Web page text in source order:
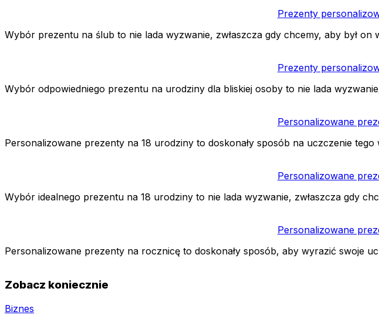
Prezenty
Wybór prezentu na ślub to nie lada wyzwanie, zwłaszcza gdy chcemy, aby był on
Prezenty
Wybór odpowiedniego prezentu na urodziny dla bliskiej osoby to nie lada
Personalizowane
Personalizowane prezenty na 18 urodziny to doskonały sposób na uczczenie
Personalizowane
Wybór idealnego prezentu na 18 urodziny to nie lada wyzwanie, zwłaszcza gdy
Personalizowane
Personalizowane prezenty na rocznicę to doskonały sposób, aby wyrazić swoje
Zobacz koniecznie
Biznes